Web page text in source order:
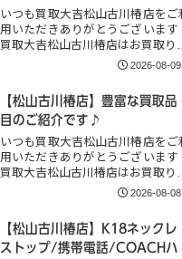
いつも買取大吉松山古川椿店をご
用いただきありがとうございます
買取大吉松山古川椿店はお買取り…
2026-08-09
【松山古川椿店】豊富な買取品
目のご紹介です♪
いつも買取大吉松山古川椿店をご
用いただきありがとうございます
買取大吉松山古川椿店はお買取り…
2026-08-08
【松山古川椿店】K18ネックレ
ストップ/携帯電話/COACHハ